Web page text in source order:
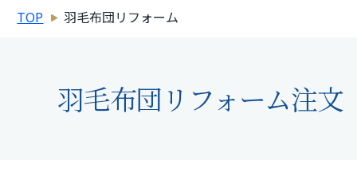
TOP 羽毛布団リフォーム
羽毛布団リフォーム注文